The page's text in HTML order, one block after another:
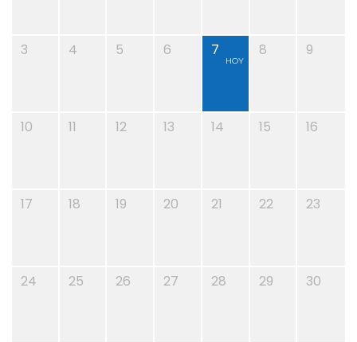
3 4 5 6 7
HOY
8 9
10 11 12 13 14 15 16
17 18 19 20 21 22 23
24 25 26 27 28 29 30